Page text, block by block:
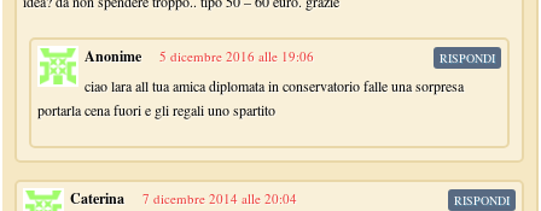
Anonime 5 dicembre 2016 alle 19:06
ciao lara all tua amica diplomata in conservatorio falle una sorpresa
portarla cena fuori e gli regali uno spartito
RISPONDI
Caterina 7 dicembre 2014 alle 20:04 RISPONDI